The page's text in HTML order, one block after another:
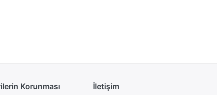
için uygun olandır.
doğum günü, konferanslar gibi ortamlarda da
Korunması İletişim